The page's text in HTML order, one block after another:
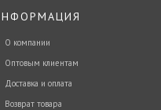
О компании
Оптовым клиентам
Доставка и оплата
Возврат товара